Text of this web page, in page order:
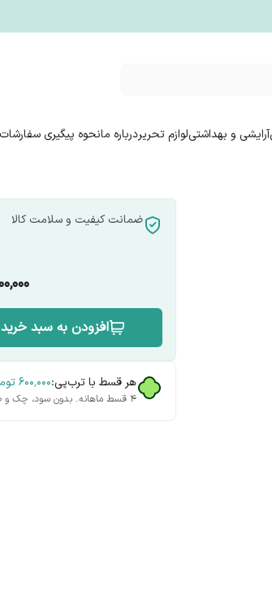
آرایشی و بهداشتیلوازم تحریردرباره مانحوه پیگیری
ضمانت کیفیت و سلامت کالا
افزودن به سبد خرید
هر قسط با ترب‌پی:۶۰۰٬۰۰۰
۴ قسط ماهانه. بدون سود، چک و ضامن.